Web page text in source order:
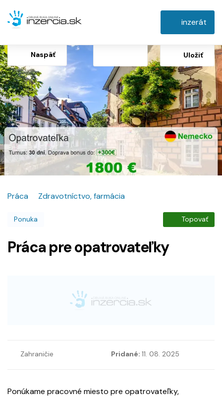
inzerát
Naspäť Uložiť
Práca Zdravotníctvo, farmácia
Ponuka Topovať
Práca pre opatrovateľky
Zahraničie Pridané: 11. 08. 2025
Ponúkame pracovné miesto pre opatrovateľky,